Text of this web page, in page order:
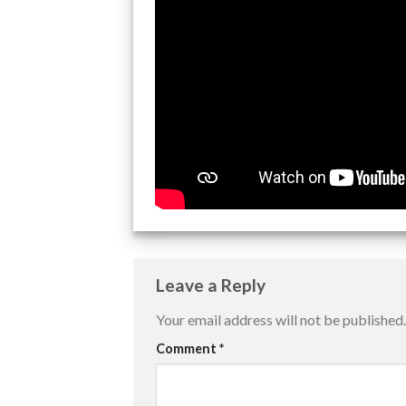
Leave a Reply
Your email address will not be published.
Comment *